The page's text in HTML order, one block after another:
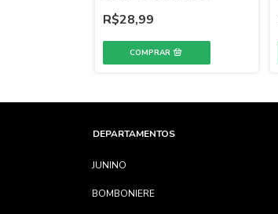
R$28,99
DEPARTAMENTOS
JUNINO
BOMBONIERE